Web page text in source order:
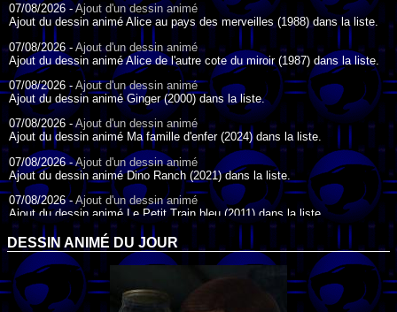
07/08/2026 -Ajout d'un dessin animé
Ajout du dessin animé Alice au pays des merveilles (1988) dans la liste.
07/08/2026 -Ajout d'un dessin animé
Ajout du dessin animé Alice de l'autre cote du miroir (1987) dans la liste.
07/08/2026 - Ajout d'un dessin animé
Ajout du dessin animé Ginger (2000) dans la liste.
07/08/2026 -Ajout d'un dessin animé
Ajout du dessin animé Ma famille d'enfer (2024) dans la liste.
07/08/2026 -Ajout d'un dessin animé
Ajout du dessin animé Dino Ranch (2021) dans la liste.
07/08/2026 -Ajout d'un dessin animé
Ajout du dessin animé Le Petit Train bleu (2011) dans la liste.
07/08/2026 - Ajout d'un dessin animé
Ajout du dessin animé Agent Spécial Oso (2009) dans la liste.
17/07/2026 -
Ajout d'un dessin animé
Ajout du dessin animé Peter Pan (1988) dans la liste.
DESSIN ANIMÉ DU JOUR